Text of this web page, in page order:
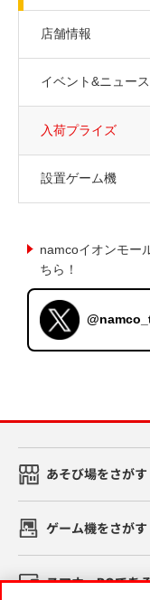
店舗情報
イベント&ニュース
入荷プライズ
設置ゲーム機
namcoイオンモー
ちら！
あそび場をさがす
ゲーム機をさがす
スマホ・PCであ